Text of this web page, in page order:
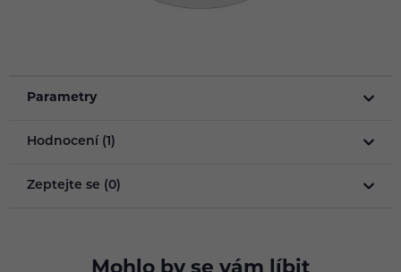
Parametry
Hodnocení (1)
Zeptejte se (0)